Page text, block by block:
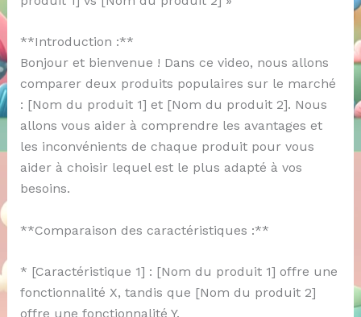
**Introduction :**
Bonjour et bienvenue ! Dans ce video, nous allons
comparer deux produits populaires sur le marché
: [Nom du produit 1] et [Nom du produit 2]. Nous
allons vous aider à comprendre les avantages et
les inconvénients de chaque produit pour vous
aider à choisir lequel est le plus adapté à vos
besoins.
**Comparaison des caractéristiques :**
* [Caractéristique 1] : [Nom du produit 1] offre une
fonctionnalité X, tandis que [Nom du produit 2]
offre une fonctionnalité Y.